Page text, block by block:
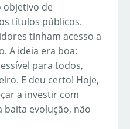
objetivo de
títulos públicos.
tinham acesso a
A ideia era boa:
para todos,
E deu certo! Hoje,
a investir com
baita evolução, não